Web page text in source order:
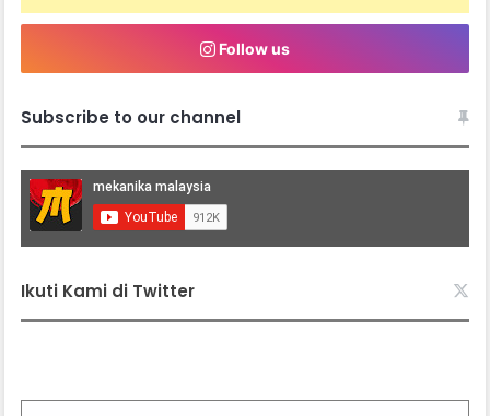
Follow us
Subscribe to our channel
Ikuti Kami di Twitter